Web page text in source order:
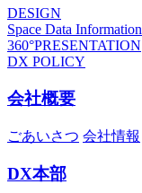
DESIGN
Space Data Information
360°PRESENTATION
DX POLICY
会社概要
ごあいさつ 会社情報
DX本部